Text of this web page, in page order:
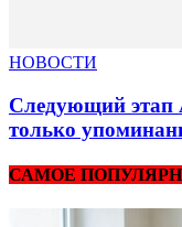
НОВОСТИ
Следующий этап
только
САМОЕ